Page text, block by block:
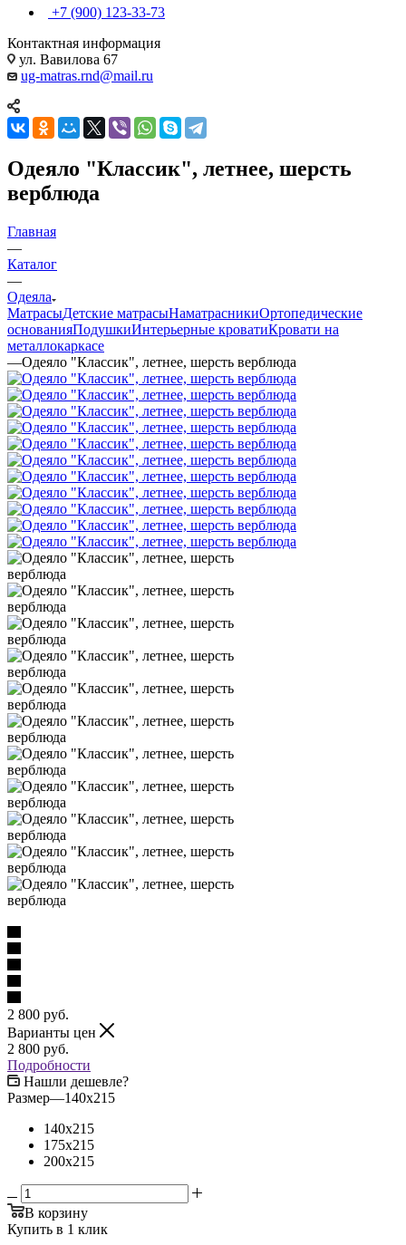
+7 (900) 123-33-73
Контактная информация
ул. Вавилова 67
ug-matras.rnd@mail.ru
Одеяло "Классик", летнее, шерсть
верблюда
Главная
—
Каталог
—
Одеяла
МатрасыДетские матрасыНаматрасникиОртопедические
основанияПодушкиИнтерьерные кроватиКровати на
металлокаркасе
—Одеяло "Классик", летнее, шерсть верблюда
2 800 руб.
Варианты цен
2 800 руб.
Подробности
Нашли дешевле?
Размер—140x215
140x215
175x215
200x215
В корзину
Купить в 1 клик